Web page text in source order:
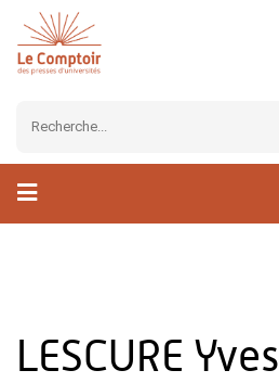
LESCURE Yves